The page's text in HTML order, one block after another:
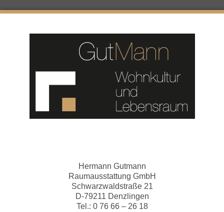
Hermann Gutmann
Raumausstattung GmbH
Schwarzwaldstraße 21
D-79211 Denzlingen
Tel.: 0 76 66 – 26 18